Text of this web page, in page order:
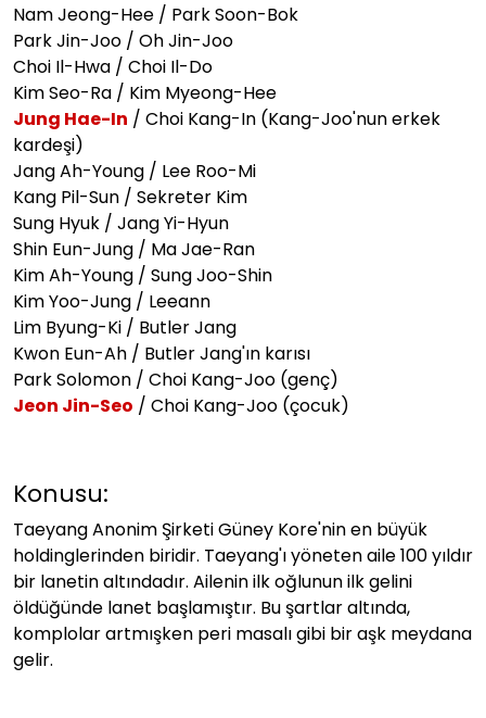
Nam Jeong-Hee / Park Soon-Bok
Park Jin-Joo / Oh Jin-Joo
Choi Il-Hwa / Choi Il-Do
Kim Seo-Ra / Kim Myeong-Hee
Jung Hae-In / Choi Kang-In (Kang-Joo'nun erkek
kardeşi)
Jang Ah-Young / Lee Roo-Mi
Kang Pil-Sun / Sekreter Kim
Sung Hyuk / Jang Yi-Hyun
Shin Eun-Jung / Ma Jae-Ran
Kim Ah-Young / Sung Joo-Shin
Kim Yoo-Jung / Leeann
Lim Byung-Ki / Butler Jang
Kwon Eun-Ah / Butler Jang'ın karısı
Park Solomon / Choi Kang-Joo (genç)
Jeon Jin-Seo / Choi Kang-Joo (çocuk)
Konusu:
Taeyang Anonim Şirketi Güney Kore'nin en büyük
holdinglerinden biridir. Taeyang'ı yöneten aile 100 yıldır
bir lanetin altındadır. Ailenin ilk oğlunun ilk gelini
öldüğünde lanet başlamıştır. Bu şartlar altında,
komplolar artmışken peri masalı gibi bir aşk meydana
gelir.